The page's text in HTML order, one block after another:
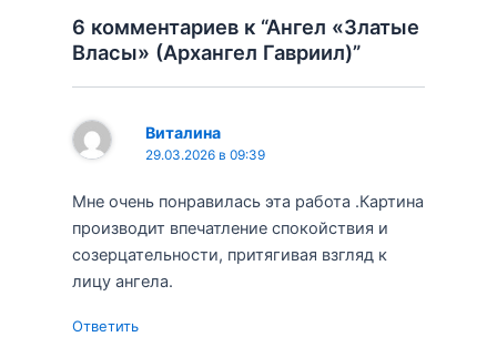
6 комментариев к “Ангел «Златые
Власы» (Архангел Гавриил)”
Виталина
29.03.2026 в 09:39
Мне очень понравилась эта работа .Картина
производит впечатление спокойствия и
созерцательности, притягивая взгляд к
лицу ангела.
Ответить